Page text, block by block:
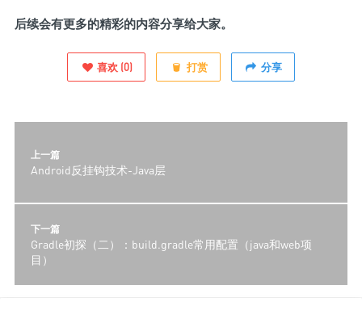
后续会有更多的精彩的内容分享给大家。
喜欢 (0) 打赏 分享
上一篇
Android反挂钩技术-Java层
下一篇
Gradle初探（二）：build.gradle常用配置（java和web项
目）